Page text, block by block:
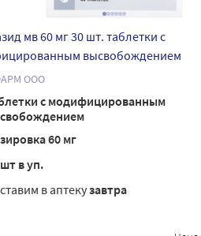
мв 60 мг 30 шт. таблетки с
высвобождением
ООО
с модифицированным
60 мг
в уп.
в аптекузавтра